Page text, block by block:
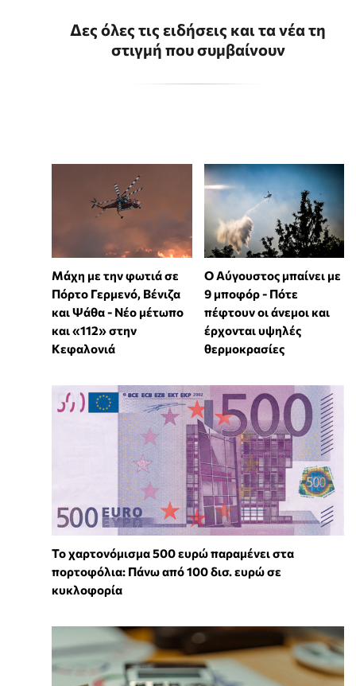
Δες όλες τις ειδήσεις και τα νέα τη
στιγμή που συμβαίνουν
Μάχη με την φωτιά σε
Πόρτο Γερμενό, Βένιζα
και Ψάθα - Νέο μέτωπο
και «112» στην
Κεφαλονιά
Ο Αύγουστος μπαίνει με
9 μποφόρ - Πότε
πέφτουν οι άνεμοι και
έρχονται υψηλές
θερμοκρασίες
Το χαρτονόμισμα 500 ευρώ παραμένει στα
πορτοφόλια: Πάνω από 100 δισ. ευρώ σε
κυκλοφορία